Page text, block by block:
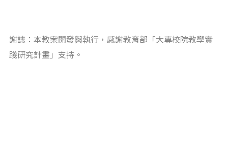
謝誌：本教案開發與執行，感謝教育部「大專校院教學實
踐研究計畫」支持。